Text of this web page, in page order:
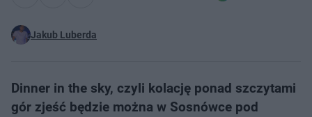
Jakub Luberda
Dinner in the sky, czyli kolację ponad szczytami
gór zjeść będzie można w Sosnówce pod